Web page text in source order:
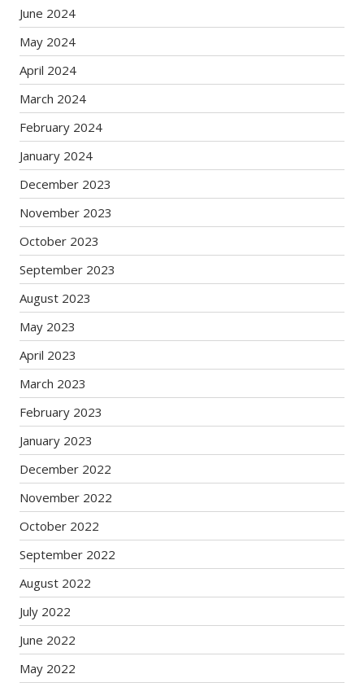
June 2024
May 2024
April 2024
March 2024
February 2024
January 2024
December 2023
November 2023
October 2023
September 2023
August 2023
May 2023
April 2023
March 2023
February 2023
January 2023
December 2022
November 2022
October 2022
September 2022
August 2022
July 2022
June 2022
May 2022